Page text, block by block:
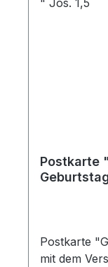
Postkarte
Postkarte
mit dem